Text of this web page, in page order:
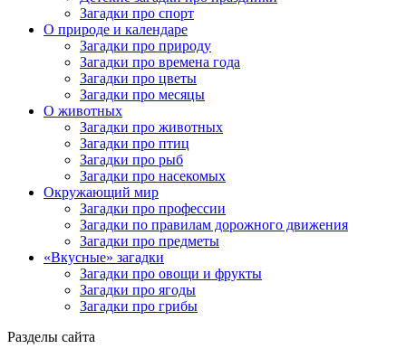
Загадки про спорт
О природе и календаре
Загадки про природу
Загадки про времена года
Загадки про цветы
Загадки про месяцы
О животных
Загадки про животных
Загадки про птиц
Загадки про рыб
Загадки про насекомых
Окружающий мир
Загадки про профессии
Загадки по правилам дорожного движения
Загадки про предметы
«Вкусные» загадки
Загадки про овощи и фрукты
Загадки про ягоды
Загадки про грибы
Разделы сайта